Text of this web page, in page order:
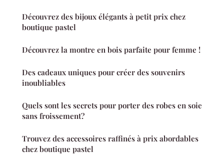
Découvrez des bijoux élégants à petit prix chez
boutique pastel
Découvrez la montre en bois parfaite pour femme !
Des cadeaux uniques pour créer des souvenirs
inoubliables
Quels sont les secrets pour porter des robes en soie
sans froissement?
Trouvez des accessoires raffinés à prix abordables
chez boutique pastel